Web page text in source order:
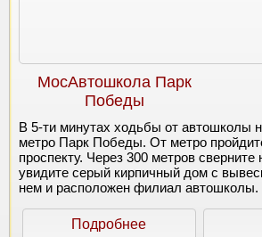
МосАвтошкола Парк
Победы
В 5-ти минутах ходьбы от автошколы
метро Парк Победы. От метро
проспекту. Через 300 метров сверните
увидите серый кирпичный дом с
нем и расположен филиал автошколы.
Подробнее